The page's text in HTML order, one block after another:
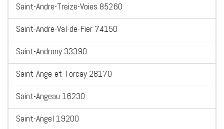
Saint-Andre-Treize-Voies 85260
Saint-Andre-Val-de-Fier 74150
Saint-Androny 33390
Saint-Ange-et-Torcay 28170
Saint-Angeau 16230
Saint-Angel 19200